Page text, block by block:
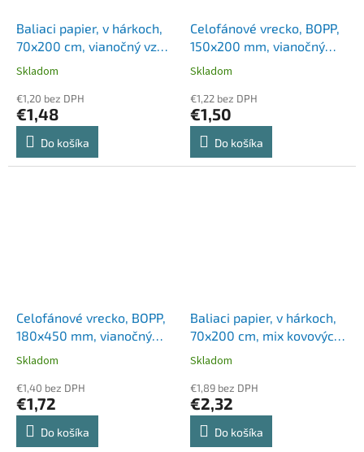
Baliaci papier, v hárkoch,
70x200 cm, vianočný vzor
3, VICTORIA PAPER
Skladom
€1,20 bez DPH
€1,48
Do košíka
Celofánové vrecko, BOPP,
150x200 mm, vianočný
vzor
Skladom
€1,22 bez DPH
€1,50
Do košíka
Celofánové vrecko, BOPP,
180x450 mm, vianočný
vzor
Skladom
€1,40 bez DPH
€1,72
Do košíka
Baliaci papier, v hárkoch,
70x200 cm, mix kovových
farieb
Skladom
€1,89 bez DPH
€2,32
Do košíka